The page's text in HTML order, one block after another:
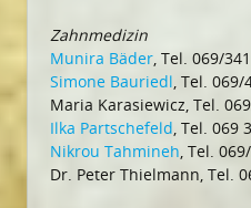
Zahnmedizin
Munira Bäder, Tel. 069/
Simone Bauriedl, Tel. 069/
Maria Karasiewicz, Tel.
Ilka Partschefeld, Tel. 069
Nikrou Tahmineh, Tel.
Dr. Peter Thielmann, Tel.